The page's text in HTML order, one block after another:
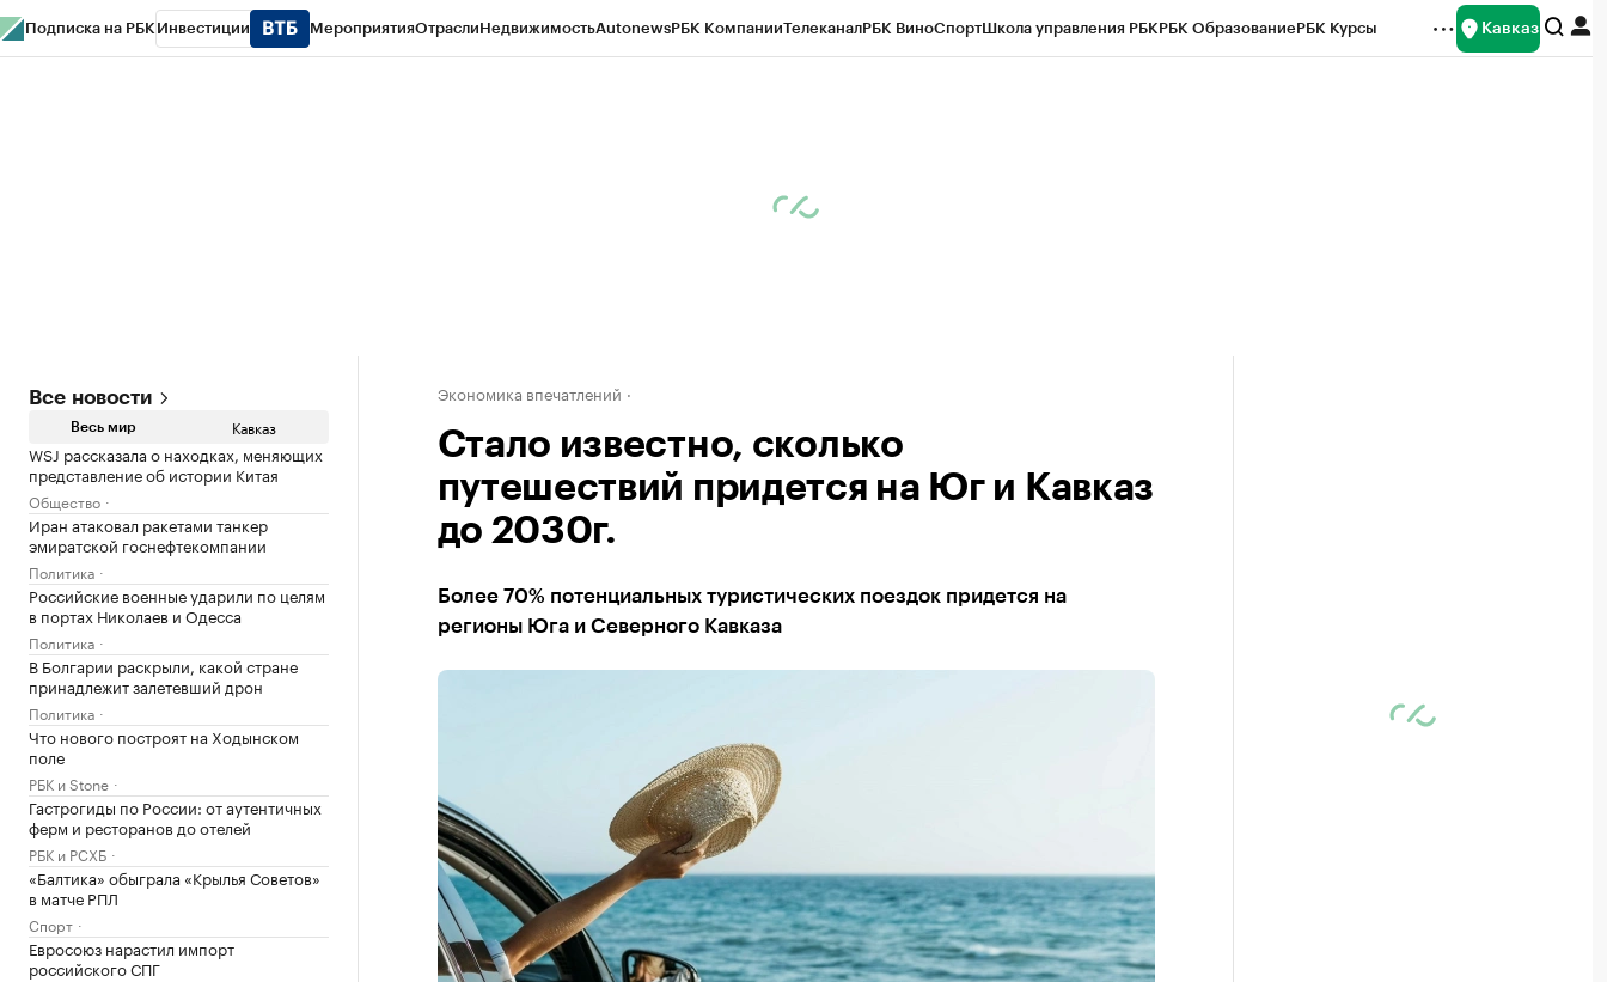
Подписка на РБК Инвестиции МероприятияОтраслиНедвижимостьAutonewsРБК КомпанииТелеканалРБК ВиноСпортШкола управления РБКРБК ОбразованиеРБК Курсы Кавказ
Все новости
Весь мир Кавказ
WSJ рассказала о находках, меняющих
представление об истории Китая
Общество
Иран атаковал ракетами танкер
эмиратской госнефтекомпании
Политика
Российские военные ударили по целям
в портах Николаев и Одесса
Политика
В Болгарии раскрыли, какой стране
принадлежит залетевший дрон
Политика
Что нового построят на Ходынском
поле
РБК и Stone
Гастрогиды по России: от аутентичных
ферм и ресторанов до отелей
РБК и РСХБ
«Балтика» обыграла «Крылья Советов»
в матче РПЛ
Спорт
Евросоюз нарастил импорт
российского СПГ
Экономика впечатлений
Стало известно, сколько
путешествий придется на Юг и Кавказ
до 2030г.
Более 70% потенциальных туристических поездок придется на
регионы Юга и Северного Кавказа